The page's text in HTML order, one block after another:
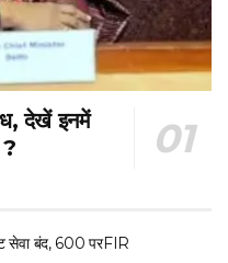
देखें इनमें
?
सेवा बंद, 600 परFIR